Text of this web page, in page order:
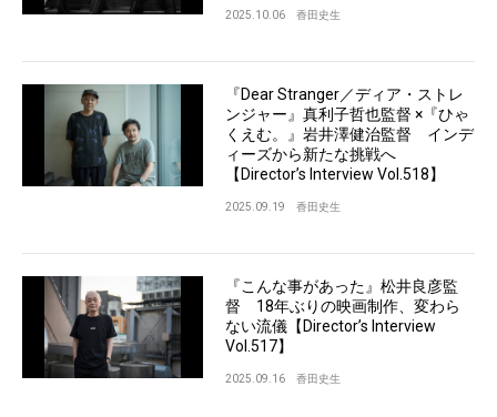
2025.10.06 香田史生
『Dear Stranger／ディア・ストレ
ンジャー』真利子哲也監督 ×『ひゃ
くえむ。』岩井澤健治監督 インデ
ィーズから新たな挑戦へ
【Director’s Interview Vol.518】
2025.09.19 香田史生
『こんな事があった』松井良彦監
督 18年ぶりの映画制作、変わら
ない流儀【Director’s Interview
Vol.517】
2025.09.16 香田史生